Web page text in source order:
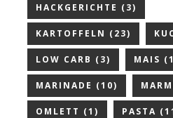
HACKGERICHTE (3)
KARTOFFELN (23)
LOW CARB (3) MAIS
MARINADE (10)
OMLETT (1) PASTA